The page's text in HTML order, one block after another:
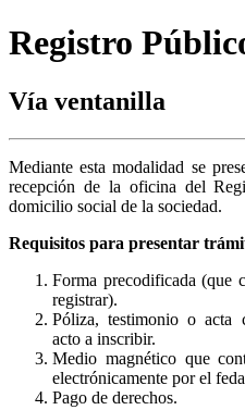
Registro
Vía ventanilla
Mediante esta modalidad se
recepción de la oficina del
domicilio social de la sociedad.
Requisitos para presentar
Forma precodificada (que
registrar).
Póliza, testimonio o acta
acto a inscribir.
Medio magnético que
electrónicamente por el
Pago de derechos.